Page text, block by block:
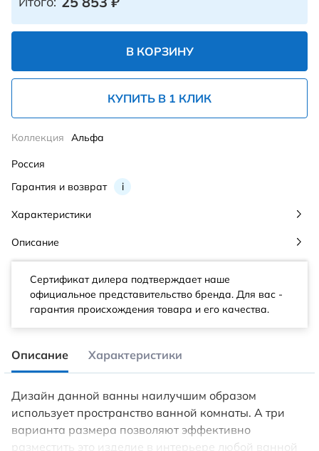
В КОРЗИНУ
КУПИТЬ В 1 КЛИК
Гарантия и возврат i
Коллекция Альфа
Россия
Характеристики
Описание
Сертификат дилера подтверждает наше
официальное представительство бренда. Для вас -
гарантия происхождения товара и его качества.
Описание Характеристики
Дизайн данной ванны наилучшим образом
использует пространство ванной комнаты. А три
варианта размера позволяют эффективно
разместить это изделие в интерьере любой ванной